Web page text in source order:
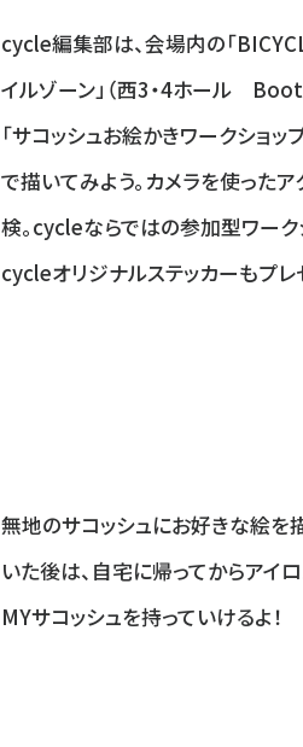
cycle編集部は、会場内の「
イルゾーン」（西3・4ホール
「サコッシュお絵かきワークショ
で描いてみよう。カメラを使った
検。cycleならではの参加型ワーク
cycleオリジナルステッカーもプレ
無地のサコッシュにお好きな絵を
いた後は、自宅に帰ってからアイ
MYサコッシュを持っていけるよ！